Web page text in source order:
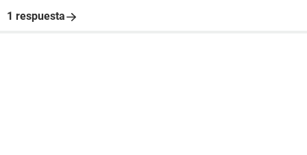
1 respuesta